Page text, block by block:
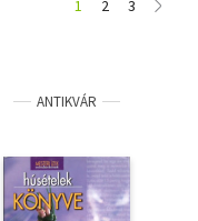
1 2 3
ANTIKVÁR